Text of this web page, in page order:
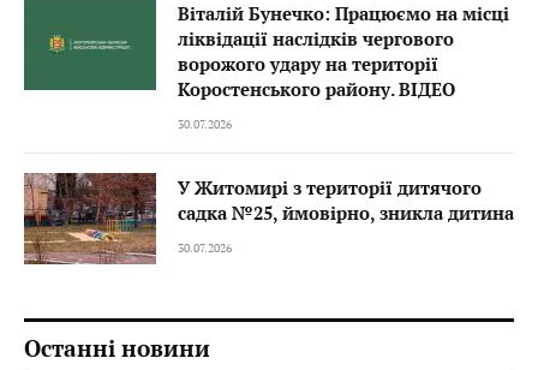
Віталій Бунечко: Працюємо на місці
ліквідації наслідків чергового
ворожого удару на території
Коростенського району. ВІДЕО
30.07.2026
У Житомирі з території дитячого
садка №25, ймовірно, зникла дитина
30.07.2026
Останні новини